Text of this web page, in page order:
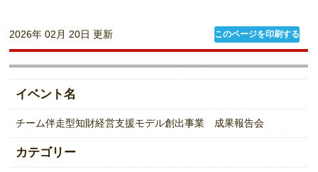
2026年 02月 20日 更新 このページを印刷する
イベント名
チーム伴走型知財経営支援モデル創出事業 成果報告会
カテゴリー